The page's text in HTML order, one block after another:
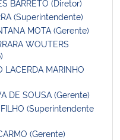
BARRETO (Diretor)
(Superintendente)
MOTA (Gerente)
WOUTERS
LACERDA MARINHO
DE SOUSA (Gerente)
FILHO (Superintendente
(Gerente)